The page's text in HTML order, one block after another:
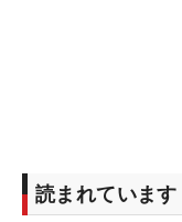
読まれています